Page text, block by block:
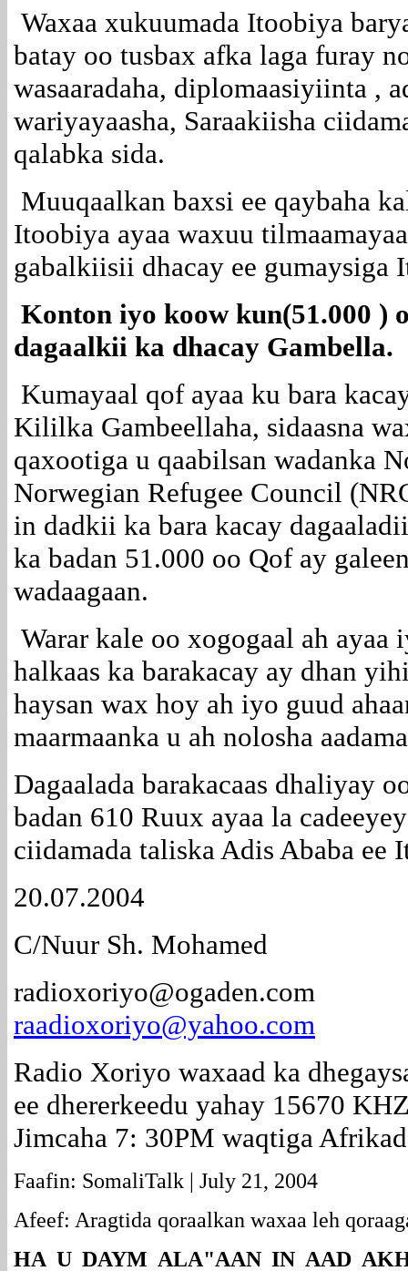
Waxaa xukuumada Itoobiya
batay oo tusbax afka laga furay
wasaaradaha, diplomaasiyiinta ,
wariyayaasha, Saraakiisha
qalabka sida.
Muuqaalkan baxsi ee qaybaha
Itoobiya ayaa waxuu
gabalkiisii dhacay ee gumaysiga
Konton iyo koow kun(51.000 )
dagaalkii ka dhacay Gambella.
Kumayaal qof ayaa ku bara
Kililka Gambeellaha, sidaasna
qaxootiga u qaabilsan wadanka
Norwegian Refugee Council
in dadkii ka bara kacay
ka badan 51.000 oo Qof ay
wadaagaan.
Warar kale oo xogogaal ah ayaa
halkaas ka barakacay ay dhan
haysan wax hoy ah iyo guud
maarmaanka u ah nolosha
Dagaalada barakacaas dhaliyay
badan 610 Ruux ayaa la
ciidamada taliska Adis Ababa ee
20.07.2004
C/Nuur Sh. Mohamed
radioxoriyo@ogaden.com
raadioxoriyo@yahoo.com
Radio Xoriyo waxaad ka
ee dhererkeedu yahay 15670
Jimcaha 7: 30PM waqtiga
Faafin: SomaliTalk | July 21, 2004
Afeef: Aragtida qoraalkan waxaa leh
HA U DAYM ALA"AAN IN AAD